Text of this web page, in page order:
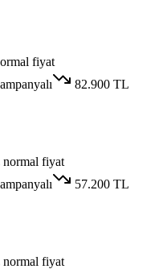
fiyat
82.900 TL
fiyat
57.200 TL
fiyat